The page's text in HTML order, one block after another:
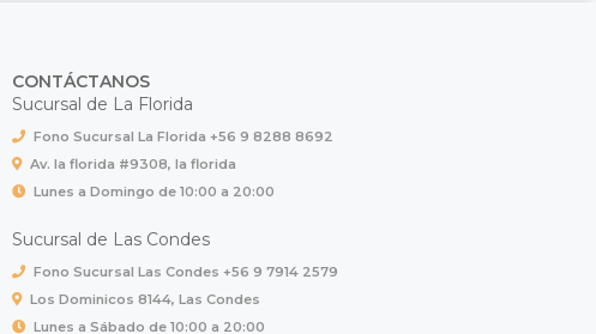
CONTÁCTANOS
Sucursal de La Florida
Fono Sucursal La Florida +56 9 8288 8692
Av. la florida #9308, la florida
Lunes a Domingo de 10:00 a 20:00
Sucursal de Las Condes
Fono Sucursal Las Condes +56 9 7914 2579
Los Dominicos 8144, Las Condes
Lunes a Sábado de 10:00 a 20:00